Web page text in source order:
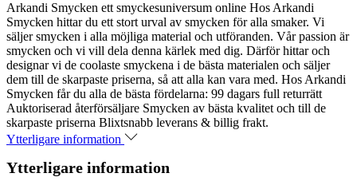
Arkandi Smycken ett smyckesuniversum online Hos Arkandi
Smycken hittar du ett stort urval av smycken för alla smaker. Vi
säljer smycken i alla möjliga material och utföranden. Vår passion är
smycken och vi vill dela denna kärlek med dig. Därför hittar och
designar vi de coolaste smyckena i de bästa materialen och säljer
dem till de skarpaste priserna, så att alla kan vara med. Hos Arkandi
Smycken får du alla de bästa fördelarna: 99 dagars full returrätt
Auktoriserad återförsäljare Smycken av bästa kvalitet och till de
skarpaste priserna Blixtsnabb leverans & billig frakt.
Ytterligare information
Ytterligare information